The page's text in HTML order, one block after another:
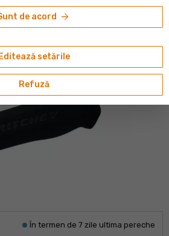
Ergo, 136 g, black
În termen de 7 zile ultima pereche
Editează setările
Refuză
de acord arrow_forward